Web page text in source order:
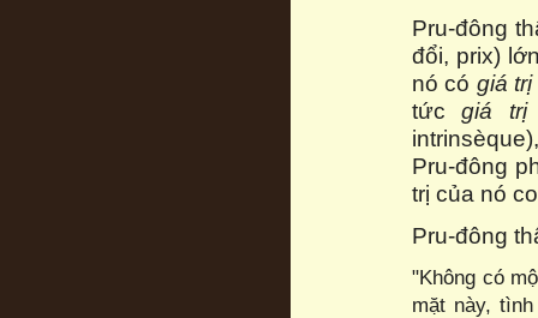
Pru-đông
đổi, prix)
nó có giá trị
tứcgiá trị
Pru-đông
trị của nó
Pru-đông
"Không có
mặt này,